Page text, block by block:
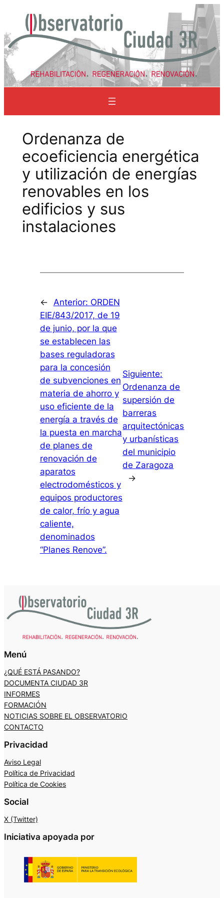
contenido
Ordenanza de
ecoeficiencia energética
y utilización de energías
renovables en los
edificios y sus
instalaciones
← Anterior: ORDEN
EIE/843/2017, de 19
de junio, por la que
se establecen las
bases reguladoras
para la concesión
de subvenciones en
materia de ahorro y
uso eficiente de la
energía a través de
la puesta en marcha
de planes de
renovación de
aparatos
electrodomésticos y
equipos productores
de calor, frío y agua
caliente,
denominados
“Planes Renove”.
Siguiente:
Ordenanza de
supersión de
barreras
arquitectónicas
y urbanísticas
del municipio
de Zaragoza
→
Menú
¿QUÉ ESTÁ PASANDO?
DOCUMENTA CIUDAD 3R
INFORMES
FORMACIÓN
NOTICIAS SOBRE EL OBSERVATORIO
CONTACTO
Privacidad
Aviso Legal
Política de Privacidad
Política de Cookies
Social
X (Twitter)
Iniciativa apoyada por